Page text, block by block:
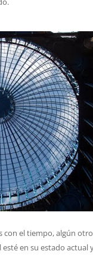
el tiempo, algún
en su estado actual